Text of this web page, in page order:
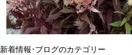
新着情報･ブログのカテゴリー